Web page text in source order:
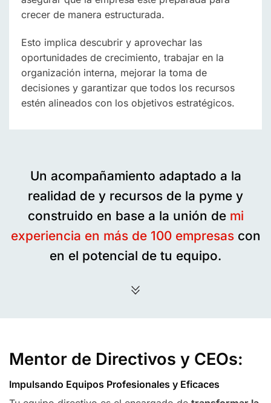
crecer de manera estructurada.
Esto implica descubrir y aprovechar las
oportunidades de crecimiento, trabajar en la
organización interna, mejorar la toma de
decisiones y garantizar que todos los recursos
estén alineados con los objetivos estratégicos.
Un acompañamiento adaptado a la
realidad de y recursos de la pyme y
construido en base a la unión de mi
experiencia en más de 100 empresascon
en el potencial de tu equipo.
Mentor de Directivos y CEOs:
Impulsando Equipos Profesionales y Eficaces